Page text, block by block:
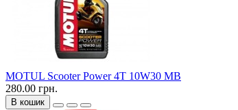
MOTUL Scooter Power 4T 10W30 MB
280.00 грн.
В кошик